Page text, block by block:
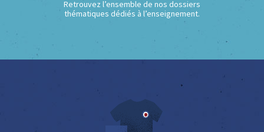
Retrouvez l’ensemble de nos dossiers
thématiques dédiés à l’enseignement.